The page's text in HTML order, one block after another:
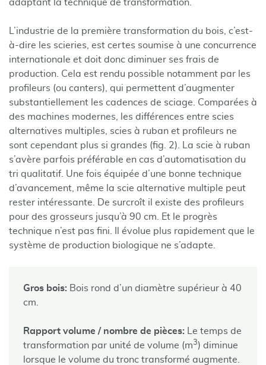
adaptant la technique de transformation.
L’industrie de la première transformation du bois, c’est-
à-dire les scieries, est certes soumise à une concurrence
internationale et doit donc diminuer ses frais de
production. Cela est rendu possible notamment par les
profileurs (ou canters), qui permettent d’augmenter
substantiellement les cadences de sciage. Comparées à
des machines modernes, les différences entre scies
alternatives multiples, scies à ruban et profileurs ne
sont cependant plus si grandes (fig. 2). La scie à ruban
s’avère parfois préférable en cas d’automatisation du
tri qualitatif. Une fois équipée d’une bonne technique
d’avancement, même la scie alternative multiple peut
rester intéressante. De surcroît il existe des profileurs
pour des grosseurs jusqu’à 90 cm. Et le progrès
technique n’est pas fini. Il évolue plus rapidement que le
système de production biologique ne s’adapte.
Gros bois: Bois rond d’un diamètre supérieur à 40
cm.
Rapport volume / nombre de pièces:
Le temps de
transformation par unité de volume (m3) diminue
lorsque le volume du tronc transformé augmente.